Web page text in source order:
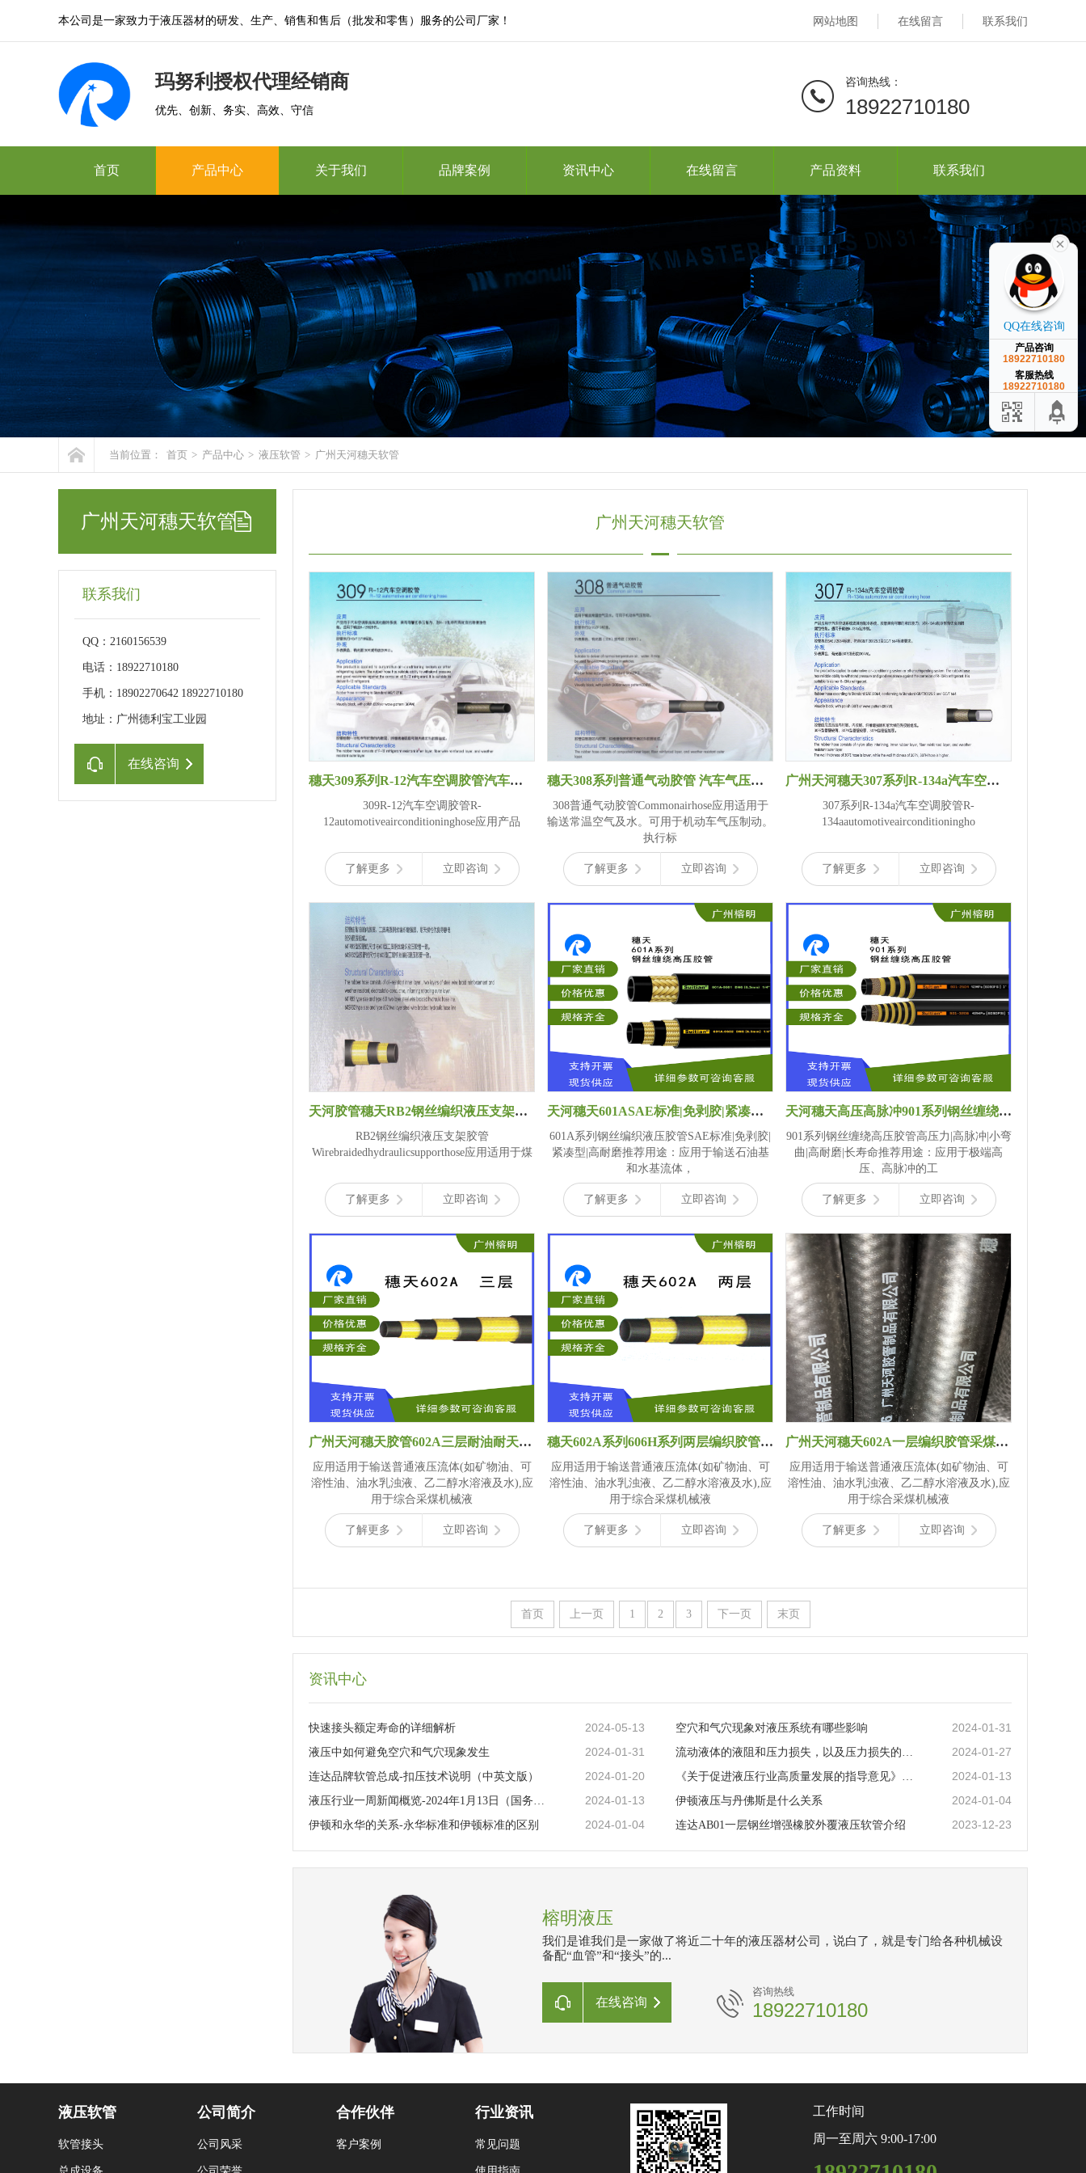
本公司是一家致力于液压器材的研发、生产、销售和售后（批发和零售）服务的公司厂家！ 网站地图 在线留言 联系我们
玛努利授权代理经销商
优先、创新、务实、高效、守信
咨询热线：
18922710180
首页 产品中心 关于我们 品牌案例 资讯中心 在线留言 产品资料 联系我们
当前位置： 首页 > 产品中心 > 液压软管 > 广州天河穗天软管
广州天河穗天软管
联系我们
QQ：2160156539
电话：18922710180
手机：18902270642 18922710180
地址：广州德利宝工业园
在线咨询
广州天河穗天软管
穗天309系列R-12汽车空调胶管汽车空调系统或其他制冷系统软管
309R-12汽车空调胶管R-
12automotiveairconditioninghose应用产品
了解更多 立即咨询
穗天308系列普通气动胶管 汽车气压制动空气管水管 纤维夹层软管
308普通气动胶管Commonairhose应用适用于
输送常温空气及水。可用于机动车气压制动。
执行标
了解更多 立即咨询
广州天河穗天307系列R-134a汽车空调胶管SAE J206
307系列R-134a汽车空调胶管R-
134aautomotiveairconditioningho
了解更多 立即咨询
天河胶管穗天RB2钢丝编织液压支架胶管黑色光面/布纹软管 MT/T98及GB/T 3683标准
RB2钢丝编织液压支架胶管
Wirebraidedhydraulicsupporthose应用适用于煤
了解更多 立即咨询
天河穗天601ASAE标准|免剥胶|紧凑型|高耐磨系列钢丝编织高压胶管
601A系列钢丝编织液压胶管SAE标准|免剥胶|
紧凑型|高耐磨推荐用途：应用于输送石油基
和水基流体，
了解更多 立即咨询
天河穗天高压高脉冲901系列钢丝缠绕高压胶管4到6层黑色耐油合成橡胶
901系列钢丝缠绕高压胶管高压力|高脉冲|小弯
曲|高耐磨|长寿命推荐用途：应用于极端高
压、高脉冲的工
了解更多 立即咨询
广州天河穗天胶管602A三层耐油耐天候编织软管
应用适用于输送普通液压流体(如矿物油、可
溶性油、油水乳浊液、乙二醇水溶液及水),应
用于综合采煤机械液
了解更多 立即咨询
穗天602A系列606H系列两层编织胶管 厂家直销价格优惠 普通液压流体胶管
应用适用于输送普通液压流体(如矿物油、可
溶性油、油水乳浊液、乙二醇水溶液及水),应
用于综合采煤机械液
了解更多 立即咨询
广州天河穗天602A一层编织胶管采煤与机械耐高温软管-中英版
应用适用于输送普通液压流体(如矿物油、可
溶性油、油水乳浊液、乙二醇水溶液及水),应
用于综合采煤机械液
了解更多 立即咨询
首页 上一页 1 2 3 下一页 末页
资讯中心
快速接头额定寿命的详细解析 2024-05-13 空穴和气穴现象对液压系统有哪些影响 2024-01-31
液压中如何避免空穴和气穴现象发生 2024-01-31 流动液体的液阻和压力损失，以及压力损失的几种形式 2024-01-27
连达品牌软管总成-扣压技术说明（中英文版） 2024-01-20 《关于促进液压行业高质量发展的指导意见》的主要内容有哪些？ 2024-01-13
液压行业一周新闻概览-2024年1月13日（国务院发布《关于促进液压行业高质量发展的指导意见） 2024-01-13 伊顿液压与丹佛斯是什么关系 2024-01-04
伊顿和永华的关系-永华标准和伊顿标准的区别 2024-01-04 连达AB01一层钢丝增强橡胶外覆液压软管介绍 2023-12-23
榕明液压
我们是谁我们是一家做了将近二十年的液压器材公司，说白了，就是专门给各种机械设
备配“血管”和“接头”的...
在线咨询
咨询热线
18922710180
液压软管
软管接头
公司简介
公司风采
合作伙伴
客户案例
行业资讯
常见问题
工作时间
周一至周六 9:00-17:00
QQ在线咨询
产品咨询
18922710180
客服热线
18922710180